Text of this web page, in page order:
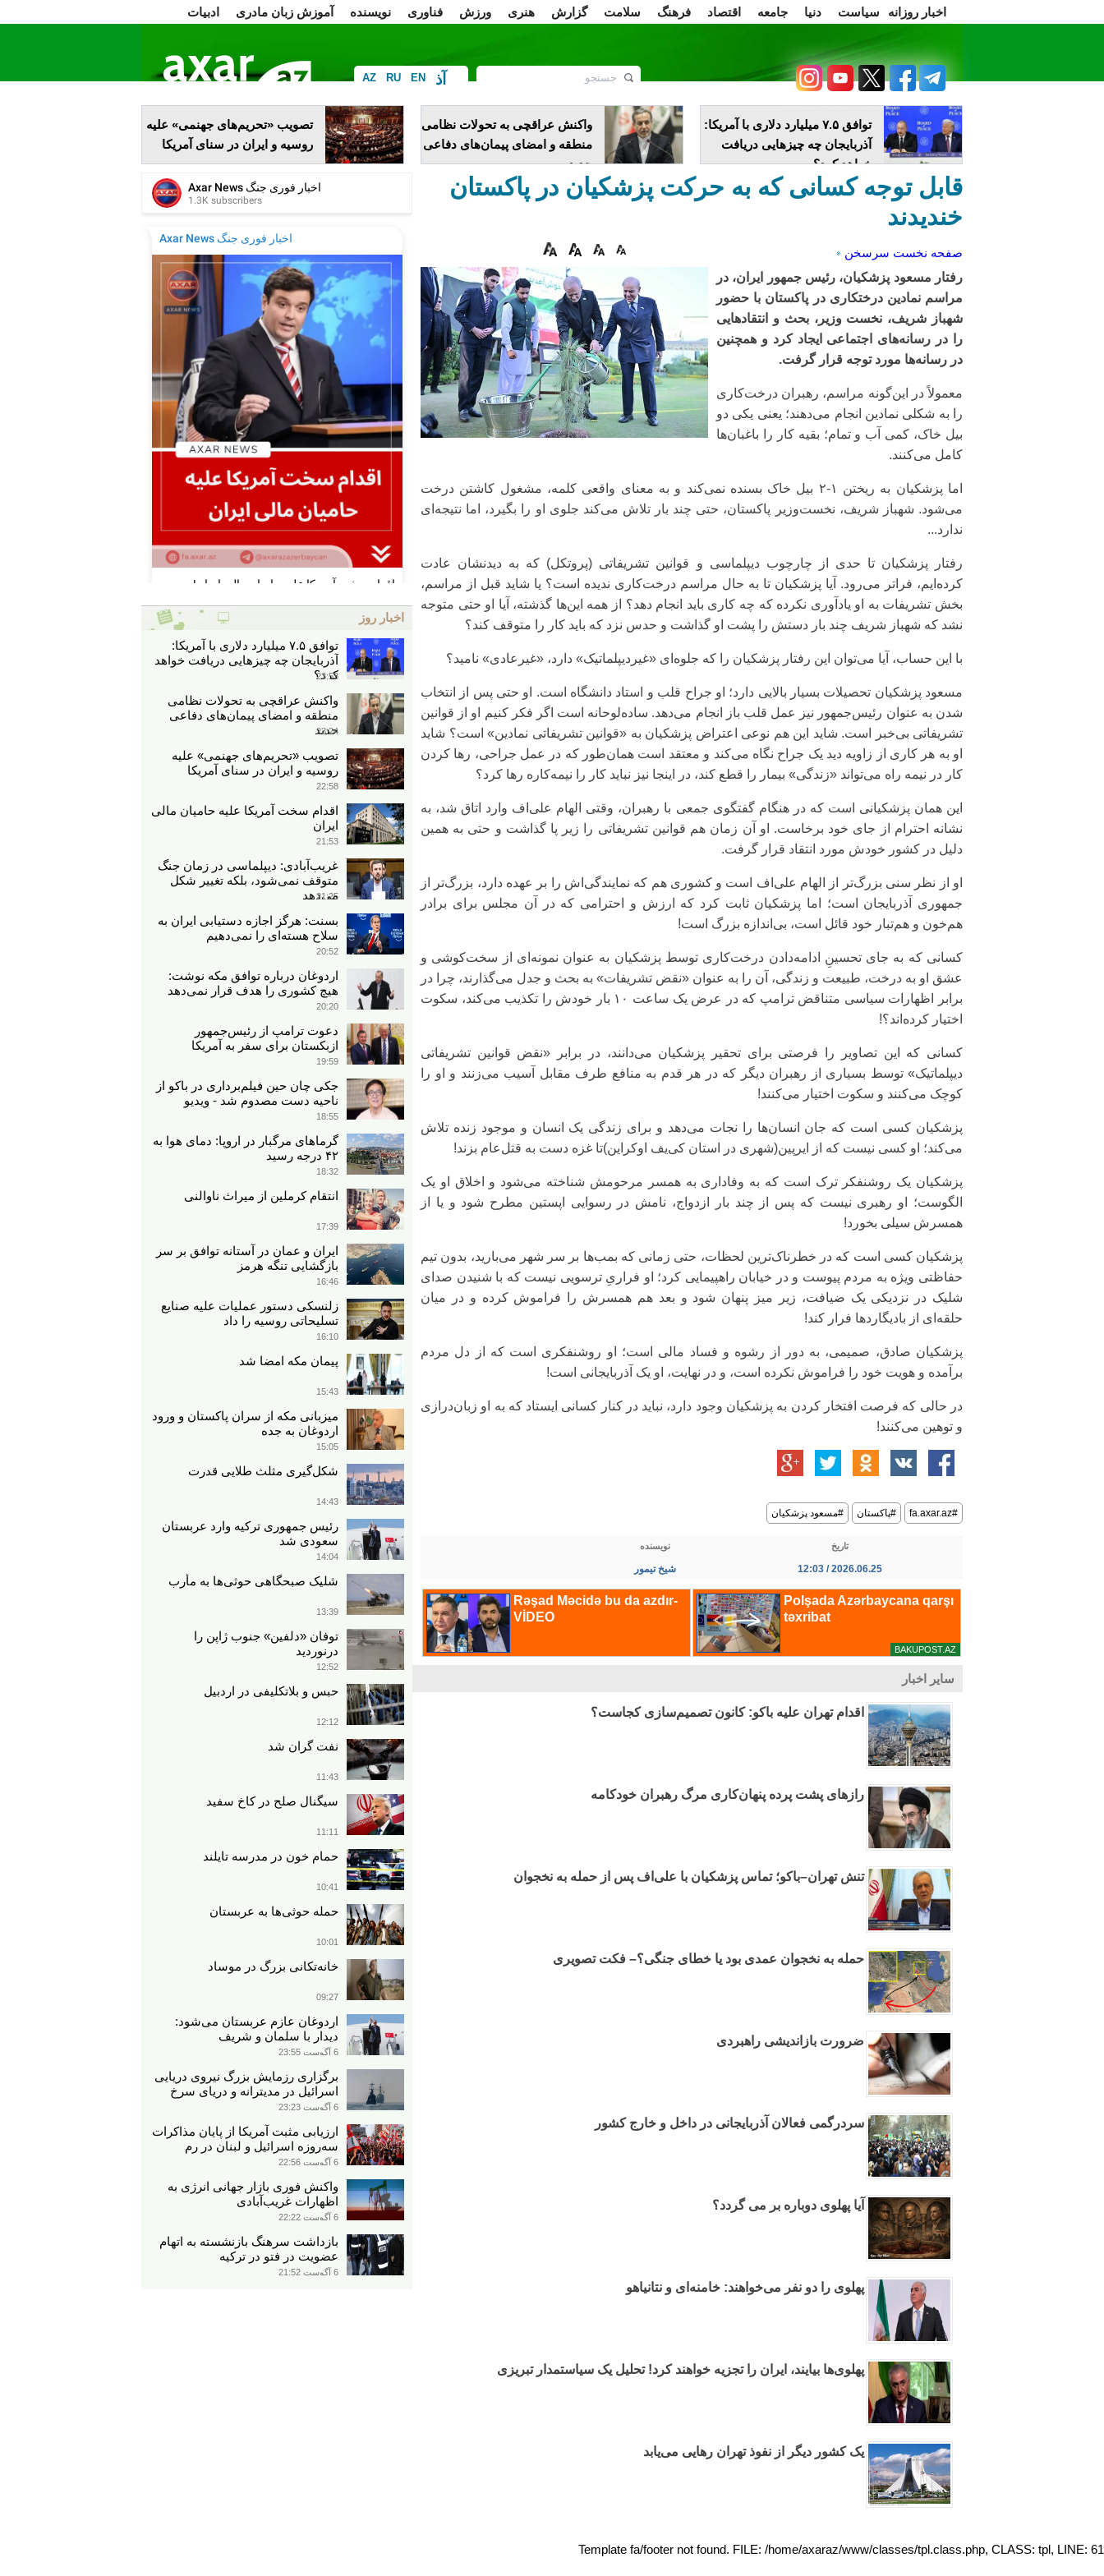
اخبار روزانه سیاست دنیا جامعه اقتصاد فرهنگ سلامت گزارش هنری ورزش فناوری نویسنده آموزش زبان مادری
ادبیات
AZ RU EN آذ
فا
توافق ۷.۵ میلیارد دلاری با آمریکا:
آذربایجان چه چیزهایی دریافت
خواهد کرد؟
واکنش عراقچی به تحولات نظامی
منطقه و امضای پیمان‌های دفاعی
جدید
تصویب «تحریم‌های جهنمی» علیه
روسیه و ایران در سنای آمریکا
قابل توجه کسانی که به حرکت پزشکیان در پاکستان
خندیدند
صفحه نخست سرسخن
رفتار مسعود پزشکیان، رئیس جمهور ایران، در
مراسم نمادین درختکاری در پاکستان با حضور
شهباز شریف، نخست وزیر، بحث و انتقادهایی
را در رسانه‌های اجتماعی ایجاد کرد و همچنین
در رسانه‌ها مورد توجه قرار گرفت.
معمولاً در این‌گونه مراسم، رهبران درخت‌کاری
را به شکلی نمادین انجام می‌دهند؛ یعنی یکی دو
بیل خاک، کمی آب و تمام؛ بقیه کار را باغبان‌ها
کامل می‌کنند.
اما پزشکیان به ریختن ۱-۲ بیل خاک بسنده نمی‌کند و به معنای واقعی کلمه، مشغول کاشتن درخت
می‌شود. شهباز شریف، نخست‌وزیر پاکستان، حتی چند بار تلاش می‌کند جلوی او را بگیرد، اما نتیجه‌ای
ندارد...
رفتار پزشکیان تا حدی از چارچوب دیپلماسی و قوانین تشریفاتی (پروتکل) که به دیدنشان عادت
کرده‌ایم، فراتر می‌رود. آیا پزشکیان تا به حال مراسم درخت‌کاری ندیده است؟ یا شاید قبل از مراسم،
بخش تشریفات به او یادآوری نکرده که چه کاری باید انجام دهد؟ از همه این‌ها گذشته، آیا او حتی متوجه
نشد که شهباز شریف چند بار دستش را پشت او گذاشت و حدس نزد که باید کار را متوقف کند؟
با این حساب، آیا می‌توان این رفتار پزشکیان را که جلوه‌ای «غیردیپلماتیک» دارد، «غیرعادی» نامید؟
مسعود پزشکیان تحصیلات بسیار بالایی دارد؛ او جراح قلب و استاد دانشگاه است. او حتی پس از انتخاب
شدن به عنوان رئیس‌جمهور نیز عمل قلب باز انجام می‌دهد. ساده‌لوحانه است اگر فکر کنیم او از قوانین
تشریفاتی بی‌خبر است. شاید این هم نوعی اعتراض پزشکیان به «قوانین تشریفاتی نمادین» است؟ شاید
او به هر کاری از زاویه دید یک جراح نگاه می‌کند و معتقد است همان‌طور که در عمل جراحی، رها کردن
کار در نیمه راه می‌تواند «زندگی» بیمار را قطع کند، در اینجا نیز نباید کار را نیمه‌کاره رها کرد؟
این همان پزشکیانی است که در هنگام گفتگوی جمعی با رهبران، وقتی الهام علی‌اف وارد اتاق شد، به
نشانه احترام از جای خود برخاست. او آن زمان هم قوانین تشریفاتی را زیر پا گذاشت و حتی به همین
دلیل در کشور خودش مورد انتقاد قرار گرفت.
او از نظر سنی بزرگ‌تر از الهام علی‌اف است و کشوری هم که نمایندگی‌اش را بر عهده دارد، بزرگ‌تر از
جمهوری آذربایجان است؛ اما پزشکیان ثابت کرد که ارزش و احترامی که در آن مجلس برای برادر
هم‌خون و هم‌تبار خود قائل است، بی‌اندازه بزرگ است!
کسانی که به جای تحسینِ ادامه‌دادن درخت‌کاری توسط پزشکیان به عنوان نمونه‌ای از سخت‌کوشی و
عشق او به درخت، طبیعت و زندگی، آن را به عنوان «نقض تشریفات» به بحث و جدل می‌گذارند، چرا در
برابر اظهارات سیاسی متناقض ترامپ که در عرض یک ساعت ۱۰ بار خودش را تکذیب می‌کند، سکوت
اختیار کرده‌اند؟!
کسانی که این تصاویر را فرصتی برای تحقیر پزشکیان می‌دانند، در برابر «نقض قوانین تشریفاتی
دیپلماتیک» توسط بسیاری از رهبران دیگر که در هر قدم به منافع طرف مقابل آسیب می‌زنند و او را
کوچک می‌کنند و سکوت اختیار می‌کنند!
پزشکیان کسی است که جان انسان‌ها را نجات می‌دهد و برای زندگی یک انسان و موجود زنده تلاش
می‌کند؛ او کسی نیست که از ایرپین(شهری در استان کی‌یف اوکراین)تا غزه دست به قتل‌عام بزند!
پزشکیان یک روشنفکر ترک است که به وفاداری به همسر مرحومش شناخته می‌شود و اخلاق او یک
الگوست؛ او رهبری نیست که پس از چند بار ازدواج، نامش در رسوایی اپستین مطرح شود و یا از
همسرش سیلی بخورد!
پزشکیان کسی است که در خطرناک‌ترین لحظات، حتی زمانی که بمب‌ها بر سر شهر می‌بارید، بدون تیم
حفاظتی ویژه به مردم پیوست و در خیابان راهپیمایی کرد؛ او فراریِ ترسویی نیست که با شنیدن صدای
شلیک در نزدیکی یک ضیافت، زیر میز پنهان شود و بعد هم همسرش را فراموش کرده و در میان
حلقه‌ای از بادیگاردها فرار کند!
پزشکیان صادق، صمیمی، به دور از رشوه و فساد مالی است؛ او روشنفکری است که از دل مردم
برآمده و هویت خود را فراموش نکرده است، و در نهایت، او یک آذربایجانی است!
در حالی که فرصت افتخار کردن به پزشکیان وجود دارد، نباید در کنار کسانی ایستاد که به او زبان‌درازی
و توهین می‌کنند!
#fa.axar.az #پاکستان #مسعود پزشکیان
تاریخ
2026.06.25 / 12:03
نویسنده
شیخ تیمور
سایر اخبار
اقدام تهران علیه باکو: کانون تصمیم‌سازی کجاست؟
رازهای پشت پرده پنهان‌کاری مرگ رهبران خودکامه
تنش تهران–باکو؛ تماس پزشکیان با علی‌اف پس از حمله به نخجوان
حمله به نخجوان عمدی بود یا خطای جنگی؟– فکت تصویری
ضرورت بازاندیشی راهبردی
سردرگمی فعالان آذربایجانی در داخل و خارج کشور
آیا پهلوی دوباره بر می گردد؟
پهلوی را دو نفر می‌خواهند: خامنه‌ای و نتانیاهو
پهلوی‌ها بیایند، ایران را تجزیه خواهند کرد! تحلیل یک سیاستمدار تبریزی
یک کشور دیگر از نفوذ تهران رهایی می‌یابد
اخبار روز
توافق ۷.۵ میلیارد دلاری با آمریکا:
آذربایجان چه چیزهایی دریافت خواهد
کرد؟
23:53
واکنش عراقچی به تحولات نظامی
منطقه و امضای پیمان‌های دفاعی
جدید
23:24
تصویب «تحریم‌های جهنمی» علیه
روسیه و ایران در سنای آمریکا
22:58
اقدام سخت آمریکا علیه حامیان مالی
ایران
21:53
غریب‌آبادی: دیپلماسی در زمان جنگ
متوقف نمی‌شود، بلکه تغییر شکل
می‌دهد
21:25
بسنت: هرگز اجازه دستیابی ایران به
سلاح هسته‌ای را نمی‌دهیم
20:52
اردوغان درباره توافق مکه نوشت:
هیچ کشوری را هدف قرار نمی‌دهد
20:20
دعوت ترامپ از رئیس‌جمهور
ازبکستان برای سفر به آمریکا
19:59
جکی چان حین فیلم‌برداری در باکو از
ناحیه دست مصدوم شد - ویدیو
18:55
گرماهای مرگبار در اروپا: دمای هوا به
۴۲ درجه رسید
18:32
انتقام کرملین از میراث ناوالنی
17:39
ایران و عمان در آستانه توافق بر سر
بازگشایی تنگه هرمز
16:46
زلنسکی دستور عملیات علیه صنایع
تسلیحاتی روسیه را داد
16:10
پیمان مکه امضا شد
15:43
میزبانی مکه از سران پاکستان و ورود
اردوغان به جده
15:05
شکل‌گیری مثلث طلایی قدرت
14:43
رئیس جمهوری ترکیه وارد عربستان
سعودی شد
14:04
شلیک صبحگاهی حوثی‌ها به مأرب
13:39
توفان «دلفین» جنوب ژاپن را
درنوردید
12:52
حبس و بلاتکلیفی در اردبیل
12:12
نفت گران شد
11:43
سیگنال صلح در کاخ سفید
11:11
حمام خون در مدرسه تایلند
10:41
حمله حوثی‌ها به عربستان
10:01
خانه‌تکانی بزرگ در موساد
09:27
اردوغان عازم عربستان می‌شود:
دیدار با سلمان و شریف
6 آگوست 23:55
برگزاری رزمایش بزرگ نیروی دریایی
اسرائیل در مدیترانه و دریای سرخ​
6 آگوست 23:23
ارزیابی مثبت آمریکا از پایان مذاکرات
سه‌روزه اسرائیل و لبنان در رم
6 آگوست 22:56
واکنش فوری بازار جهانی انرژی به
اظهارات غریب‌آبادی
6 آگوست 22:22
بازداشت سرهنگ بازنشسته به اتهام
عضویت در فتو در ترکیه
6 آگوست 21:52
Template fa/footer not found. FILE: /home/axaraz/www/classes/tpl.class.php, CLASS: tpl, LINE: 61